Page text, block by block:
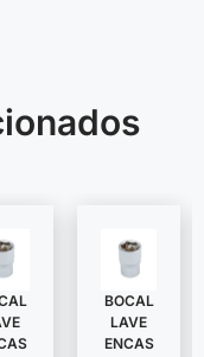
BOCAL
LAVE
ENCAS